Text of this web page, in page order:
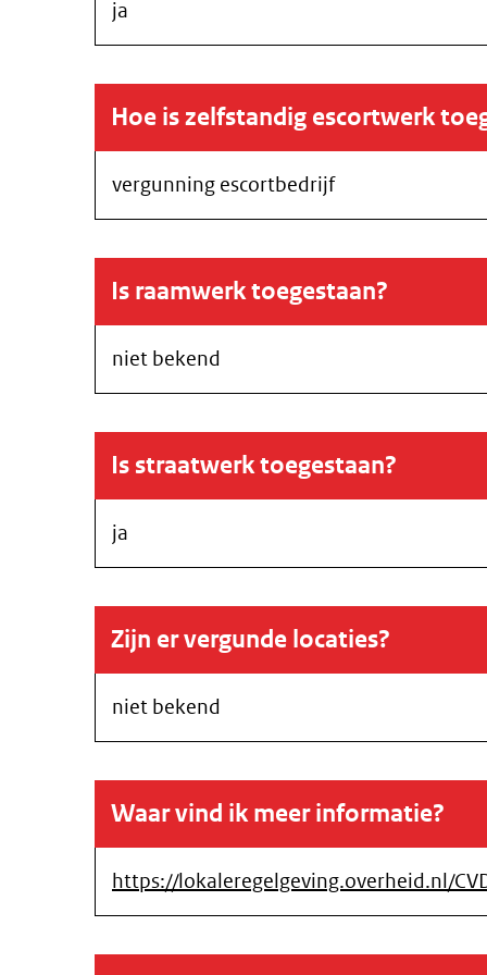
ja
Hoe is zelfstandig escortwerk
vergunning escortbedrijf
Is raamwerk toegestaan?
niet bekend
Is straatwerk toegestaan?
ja
Zijn er vergunde locaties?
niet bekend
Waar vind ik meer informatie?
https://lokaleregelgeving.overheid.nl/